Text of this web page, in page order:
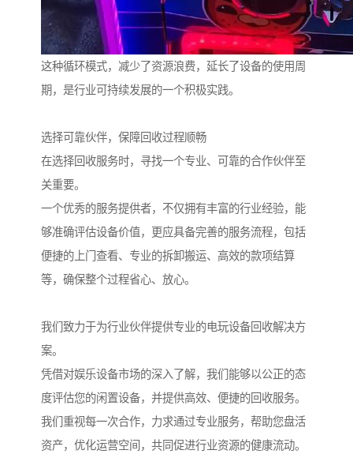
这种循环模式，减少了资源浪费，延长了设备的使用周
期，是行业可持续发展的一个积极实践。
选择可靠伙伴，保障回收过程顺畅
在选择回收服务时，寻找一个专业、可靠的合作伙伴至
关重要。
一个优秀的服务提供者，不仅拥有丰富的行业经验，能
够准确评估设备价值，更应具备完善的服务流程，包括
便捷的上门查看、专业的拆卸搬运、高效的款项结算
等，确保整个过程省心、放心。
我们致力于为行业伙伴提供专业的电玩设备回收解决方
案。
凭借对娱乐设备市场的深入了解，我们能够以公正的态
度评估您的闲置设备，并提供高效、便捷的回收服务。
我们重视每一次合作，力求通过专业服务，帮助您盘活
资产，优化运营空间，共同促进行业资源的健康流动。